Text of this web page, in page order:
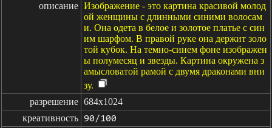
описание Изображение - это картина красивой молод
ой женщины с длинными синими волосам
и. Она одета в белое и золотое платье с син
им шарфом. В правой руке она держит золо
той кубок. На темно-синем фоне изображен
ы полумесяц и звезды. Картина окружена з
амысловатой рамой с двумя драконами вни
зу.
разрешение 684x1024
креативность 90/100